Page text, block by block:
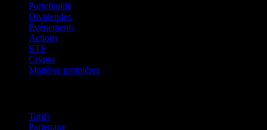
Portefeuille
Dividendes
Événements
Actions
ETF
Crypto
Matières premières
Tarifs
Partenaire